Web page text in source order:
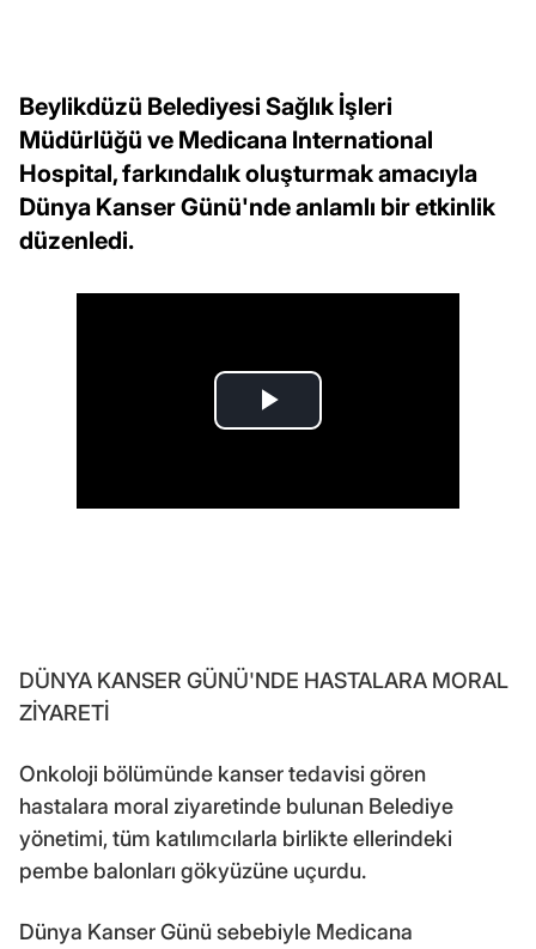
Beylikdüzü Belediyesi Sağlık İşleri
Müdürlüğü ve Medicana International
Hospital, farkındalık oluşturmak amacıyla
Dünya Kanser Günü'nde anlamlı bir etkinlik
düzenledi.
DÜNYA KANSER GÜNÜ'NDE HASTALARA MORAL
ZİYARETİ
Onkoloji bölümünde kanser tedavisi gören
hastalara moral ziyaretinde bulunan Belediye
yönetimi, tüm katılımcılarla birlikte ellerindeki
pembe balonları gökyüzüne uçurdu.
Dünya Kanser Günü sebebiyle Medicana